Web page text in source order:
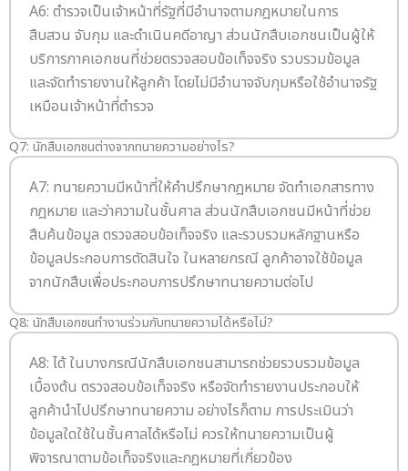
A6: ตำรวจเป็นเจ้าหน้าที่รัฐที่มีอำนาจตามกฎหมายในการ
สืบสวน จับกุม และดำเนินคดีอาญา ส่วนนักสืบเอกชนเป็นผู้ให้
บริการภาคเอกชนที่ช่วยตรวจสอบข้อเท็จจริง รวบรวมข้อมูล
และจัดทำรายงานให้ลูกค้า โดยไม่มีอำนาจจับกุมหรือใช้อำนาจรัฐ
เหมือนเจ้าหน้าที่ตำรวจ
Q7: นักสืบเอกชนต่างจากทนายความอย่างไร?
A7: ทนายความมีหน้าที่ให้คำปรึกษากฎหมาย จัดทำเอกสารทาง
กฎหมาย และว่าความในชั้นศาล ส่วนนักสืบเอกชนมีหน้าที่ช่วย
สืบค้นข้อมูล ตรวจสอบข้อเท็จจริง และรวบรวมหลักฐานหรือ
ข้อมูลประกอบการตัดสินใจ ในหลายกรณี ลูกค้าอาจใช้ข้อมูล
จากนักสืบเพื่อประกอบการปรึกษาทนายความต่อไป
Q8: นักสืบเอกชนทำงานร่วมกับทนายความได้หรือไม่?
A8: ได้ ในบางกรณีนักสืบเอกชนสามารถช่วยรวบรวมข้อมูล
เบื้องต้น ตรวจสอบข้อเท็จจริง หรือจัดทำรายงานประกอบให้
ลูกค้านำไปปรึกษาทนายความ อย่างไรก็ตาม การประเมินว่า
ข้อมูลใดใช้ในชั้นศาลได้หรือไม่ ควรให้ทนายความเป็นผู้
พิจารณาตามข้อเท็จจริงและกฎหมายที่เกี่ยวข้อง